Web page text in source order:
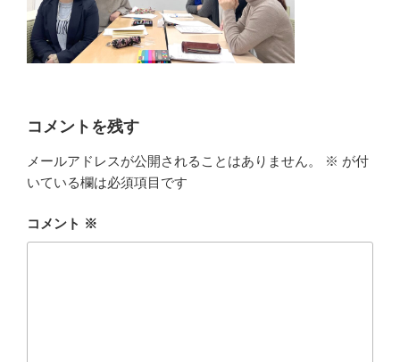
コメントを残す
メールアドレスが公開されることはありません。 ※ が付
いている欄は必須項目です
コメント ※